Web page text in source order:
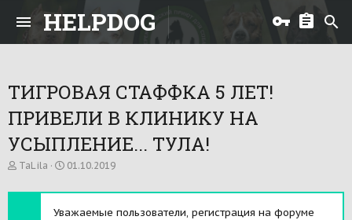
HELPDOG
ТИГРОВАЯ СТАФФКА 5 ЛЕТ!
ПРИВЕЛИ В КЛИНИКУ НА
УСЫПЛЕНИЕ... ТУЛА!
А
т
TaLila
Д
т
н
01.10.2019
Уважаемые пользователи, регистрация на форуме